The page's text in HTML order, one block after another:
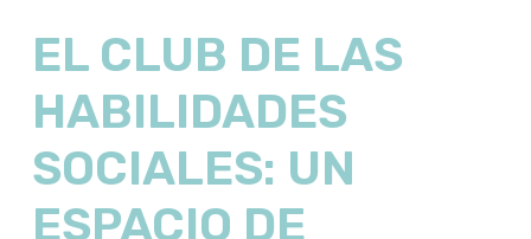
EL CLUB DE LAS
HABILIDADES
SOCIALES: UN
ESPACIO DE